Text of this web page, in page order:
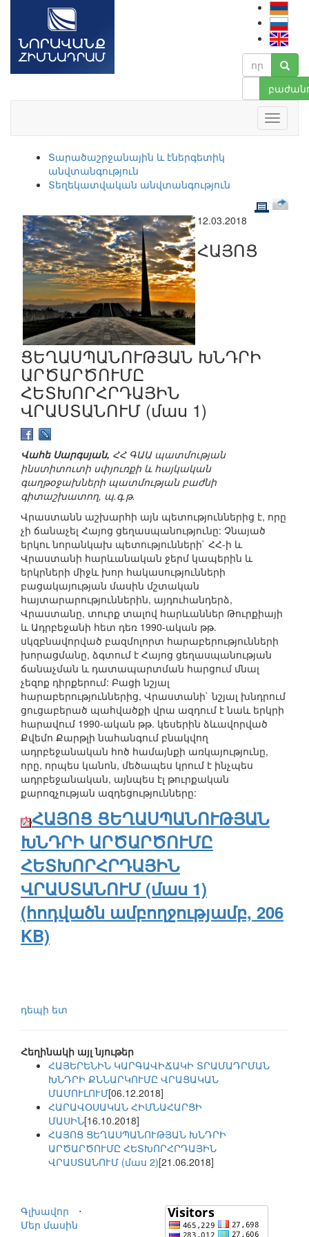
Տարածաշրջանային և էներգետիկ
անվտանգություն
Տեղեկատվական անվտանգություն
12.03.2018
ՀԱՅՈՑ
ՑԵՂԱՍՊԱՆՈՒԹՅԱՆ ԽՆԴՐԻ
ԱՐԾԱՐԾՈՒՄԸ
ՀԵՏԽՈՐՀՐԴԱՅԻՆ
ՎՐԱՍՏԱՆՈՒՄ (մաս 1)
Վահե Սարգսյան, ՀՀ ԳԱԱ պատմության
ինստիտուտի սփյուռքի և հայկական
գաղթօջախների պատմության բաժնի
գիտաշխատող, պ.գ.թ.
Վրաստանն աշխարհի այն պետություններից է, որը
չի ճանաչել Հայոց ցեղասպանությունը: Չնայած
երկու նորանկախ պետությունների` ՀՀ-ի և
Վրաստանի հարևանական ջերմ կապերին և
երկրների միջև խոր հակասությունների
բացակայության մասին մշտական
հայտարարություններին, այդուհանդերձ,
Վրաստանը, տուրք տալով հարևաններ Թուրքիայի
և Ադրբեջանի հետ դեռ 1990-ական թթ.
սկզբնավորված բազմոլորտ հարաբերությունների
խորացմանը, ձգտում է Հայոց ցեղասպանության
ճանաչման և դատապարտման հարցում մնալ
չեզոք դիրքերում: Բացի նշյալ
հարաբերություններից, Վրաստանի` նշյալ խնդրում
ցուցաբերած պահվածքի վրա ազդում է նաև երկրի
հարավում 1990-ական թթ. կեսերին ձևավորված
Քվեմո Քարթլի նահանգում բնակվող
ադրբեջանական հոծ համայնքի առկայությունը,
որը, որպես կանոն, մեծապես կրում է ինչպես
ադրբեջանական, այնպես էլ թուրքական
քարոզչության ազդեցությունները:
ՀԱՅՈՑ ՑԵՂԱՍՊԱՆՈՒԹՅԱՆ
ԽՆԴՐԻ ԱՐԾԱՐԾՈՒՄԸ
ՀԵՏԽՈՐՀՐԴԱՅԻՆ
ՎՐԱՍՏԱՆՈՒՄ (մաս 1)
(հոդվածն ամբողջությամբ, 206
KB)
դեպի ետ
Հեղինակի այլ նյութեր
ՀԱՅԵՐԵՆԻՆ ԿԱՐԳԱՎԻՃԱԿԻ ՏՐԱՄԱԴՐՄԱՆ
ԽՆԴՐԻ ՔՆՆԱՐԿՈՒՄԸ ՎՐԱՑԱԿԱՆ
ՄԱՄՈՒԼՈՒՄ[06.12.2018]
ՀԱՐԱՎՕՍԱԿԱՆ ՀԻՄՆԱՀԱՐՑԻ
ՄԱՍԻՆ[16.10.2018]
ՀԱՅՈՑ ՑԵՂԱՍՊԱՆՈՒԹՅԱՆ ԽՆԴՐԻ
ԱՐԾԱՐԾՈՒՄԸ ՀԵՏԽՈՐՀՐԴԱՅԻՆ
ՎՐԱՍՏԱՆՈՒՄ (մաս 2)[21.06.2018]
Գլխավոր
⋅
Մեր մասին